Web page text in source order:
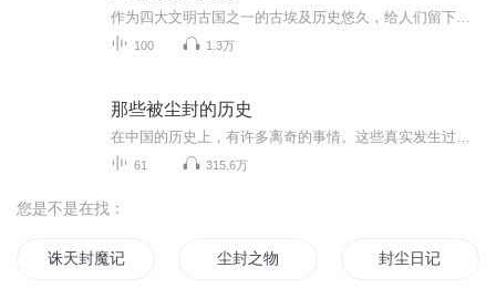
100 1.3万
那些被尘封的历史
61 315.6万
您是不是在找：
诛天封魔记 尘封之物 封尘日记